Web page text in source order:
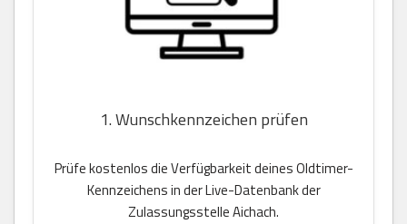
1. Wunschkennzeichen prüfen
Prüfe kostenlos die Verfügbarkeit deines Oldtimer-
Kennzeichens in der Live-Datenbank der
Zulassungsstelle Aichach.